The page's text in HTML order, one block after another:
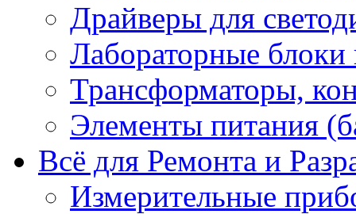
Драйверы для
Лабораторные блоки
Трансформаторы,
Элементы питания
Всё для Ремонта и
Измерительные